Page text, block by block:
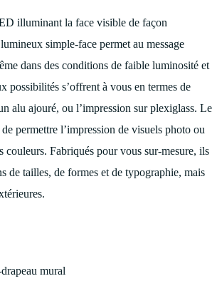
illuminant la face visible de façon
simple-face permet au message
dans des conditions de faible luminosité et
possibilités s’offrent à vous en termes de
alu ajouré, ou l’impression sur plexiglass. Le
permettre l’impression de visuels photo ou
couleurs. Fabriqués pour vous sur-mesure, ils
de tailles, de formes et de typographie, mais